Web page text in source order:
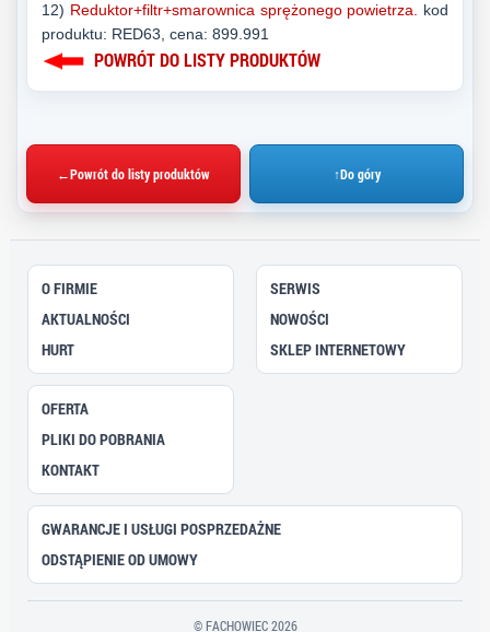
12) Reduktor+filtr+smarownica sprężonego powietrza.
kod
produktu: RED63, cena: 899.991
POWRÓT DO LISTY PRODUKTÓW
←Powrót do listy produktów ↑Do góry
O FIRMIE
AKTUALNOŚCI
HURT
SERWIS
NOWOŚCI
SKLEP INTERNETOWY
OFERTA
PLIKI DO POBRANIA
KONTAKT
GWARANCJE I USŁUGI POSPRZEDAŻNE
ODSTĄPIENIE OD UMOWY
© FACHOWIEC 2026